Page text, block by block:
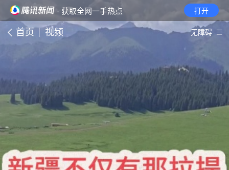
· 获取全网一手热点 打开
首页 视频 无障碍